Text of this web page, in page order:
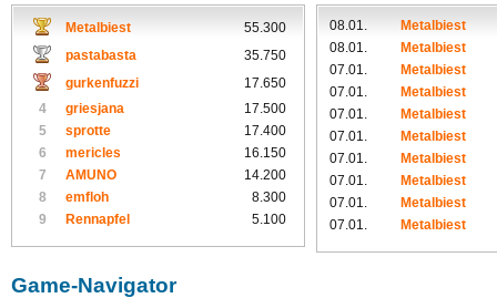
Metalbiest
55.300
pastabasta
35.750
gurkenfuzzi
17.650
4
griesjana
17.500
5
sprotte
17.400
6
mericles
16.150
7
AMUNO
14.200
8
emfloh
8.300
9
Rennapfel 5.100
08.01.
Metalbiest
08.01.
Metalbiest
07.01.
Metalbiest
07.01.
Metalbiest
07.01.
Metalbiest
07.01.
Metalbiest
07.01.
Metalbiest
07.01.
Metalbiest
07.01.
Metalbiest
07.01.
Metalbiest
Game-Navigator